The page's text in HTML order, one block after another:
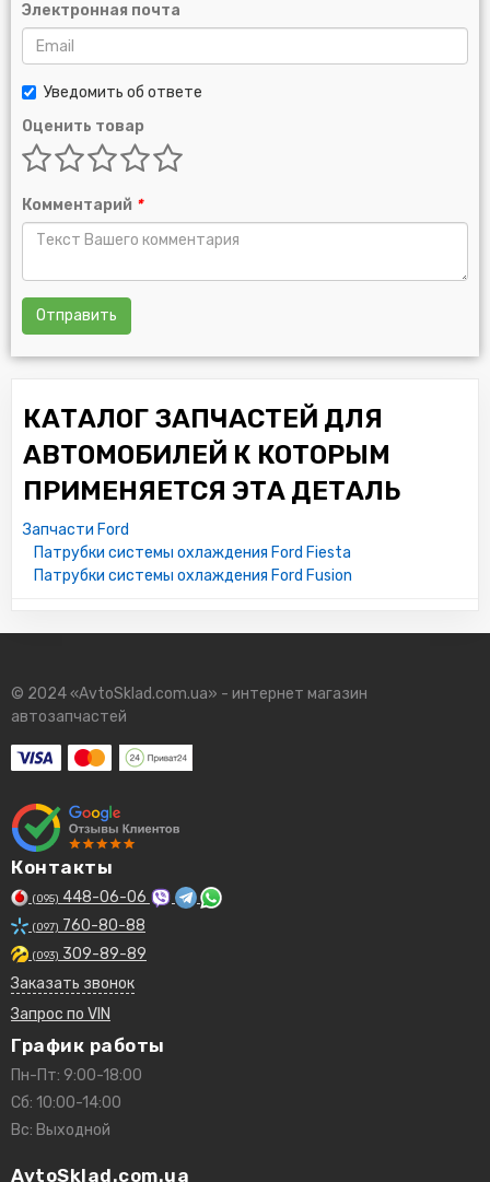
Электронная почта
Уведомить об ответе
Оценить товар
Комментарий *
Отправить
КАТАЛОГ ЗАПЧАСТЕЙ ДЛЯ
АВТОМОБИЛЕЙ К КОТОРЫМ
ПРИМЕНЯЕТСЯ ЭТА ДЕТАЛЬ
Запчасти Ford
Патрубки системы охлаждения Ford Fiesta
Патрубки системы охлаждения Ford Fusion
© 2024 «AvtoSklad.com.ua» - интернет магазин
автозапчастей
Контакты
(095) 448-06-06
(097) 760-80-88
(093) 309-89-89
Заказать звонок
Запрос по VIN
График работы
Пн-Пт: 9:00-18:00
Сб: 10:00-14:00
Вс: Выходной
AvtoSklad.com.ua